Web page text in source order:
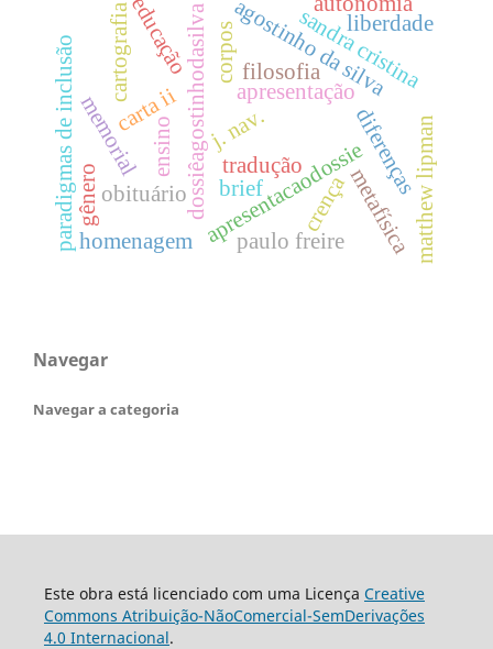
apresentação
dossiêagostinhodasilvaapresentacaodossie
tradução
brief
j. nav.
agostinho da silva
carta ii
sandra cristina
obituário
homenagem
memorial diferenças
corpos
paradigmas de inclusão filosofia
metafísica
paulo freire matthew lipman
educação
crença
cartografia
gênero
liberdade
ensino
Navegar
Navegar a categoria
Este obra está licenciado com uma Licença Creative
Commons Atribuição-NãoComercial-SemDerivações
4.0 Internacional.